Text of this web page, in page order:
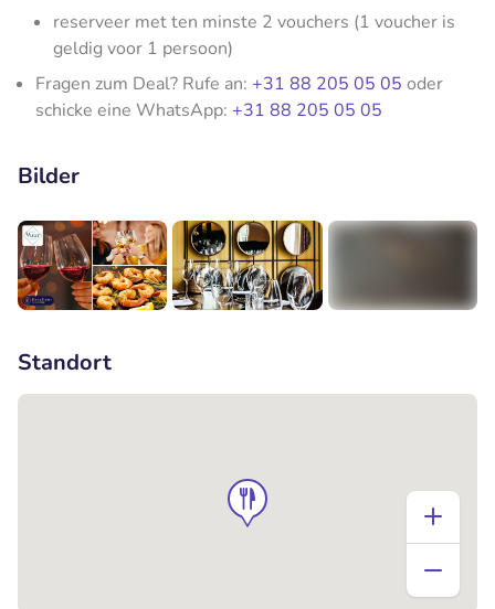
reserveer met ten minste 2 vouchers (1 voucher is
geldig voor 1 persoon)
Fragen zum Deal? Rufe an: +31 88 205 05 05 oder
schicke eine WhatsApp: +31 88 205 05 05
Bilder
Standort